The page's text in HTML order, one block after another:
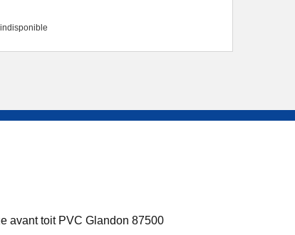
indisponible
avant toit PVC Glandon 87500